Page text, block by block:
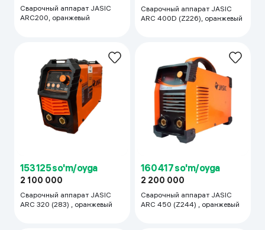
Сварочный аппарат JASIC
ARC200, оранжевый
Сварочный аппарат JASIC
ARC 400D (Z226), оранжевый
153 125 so'm/oyga
2 100 000
Сварочный аппарат JASIC
ARC 320 (283) , оранжевый
160 417 so'm/oyga
2 200 000
Сварочный аппарат JASIC
ARC 450 (Z244) , оранжевый